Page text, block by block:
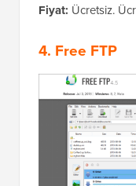
Fiyat: Ücretsiz.
4. Free FTP